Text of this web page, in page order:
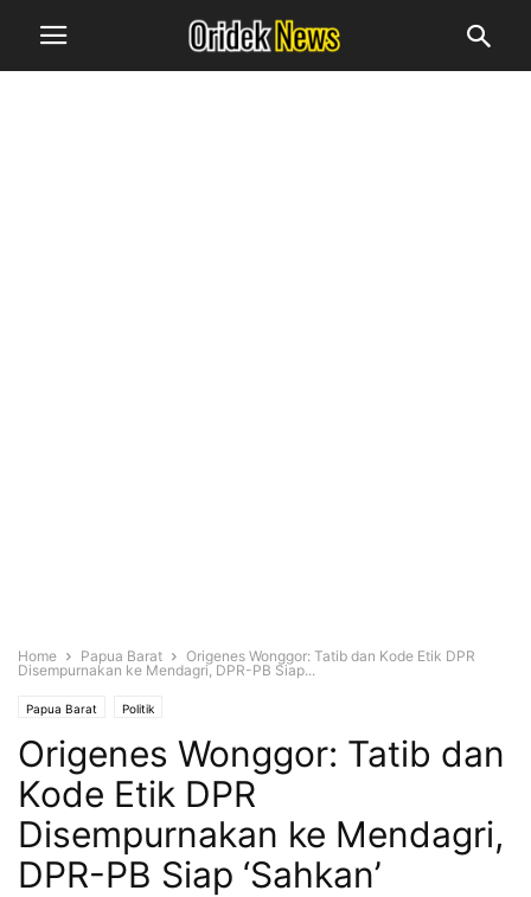
Home Papua Barat
Origenes Wonggor: Tatib dan Kode Etik DPR
Disempurnakan ke Mendagri, DPR-PB Siap...
Papua Barat Politik
Origenes Wonggor: Tatib dan
Kode Etik DPR
Disempurnakan ke Mendagri,
DPR-PB Siap ‘Sahkan’